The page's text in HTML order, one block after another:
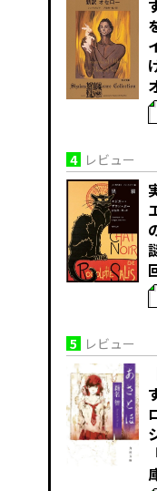
4 レビュー
5 レビュー